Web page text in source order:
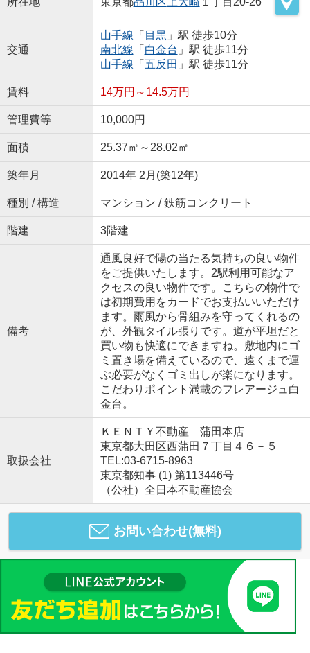
交通
山手線 「 目黒」駅 徒歩10分
南北線 「 白金台 」駅 徒歩11分
山手線 「 五反田 」駅 徒歩11分
賃料 14万円～14.5万円
管理費等 10,000円
面積 25.37㎡～28.02㎡
築年月 2014年 2月(築12年)
種別 / 構造 マンション / 鉄筋コンクリート
階建 3階建
備考
通風良好で陽の当たる気持ちの良い物件
をご提供いたします。2駅利用可能なア
クセスの良い物件です。こちらの物件で
は初期費用をカードでお支払いいただけ
ます。雨風から骨組みを守ってくれるの
が、外観タイル張りです。道が平坦だと
買い物も快適にできますね。敷地内にゴ
ミ置き場を備えているので、遠くまで運
ぶ必要がなくゴミ出しが楽になります。
こだわりポイント満載のフレアージュ白
金台。
取扱会社
ＫＥＮＴＹ不動産 蒲田本店
東京都大田区西蒲田７丁目４６－５
TEL:03-6715-8963
東京都知事 (1) 第113446号
（公社）全日本不動産協会
お問い合わせ(無料)